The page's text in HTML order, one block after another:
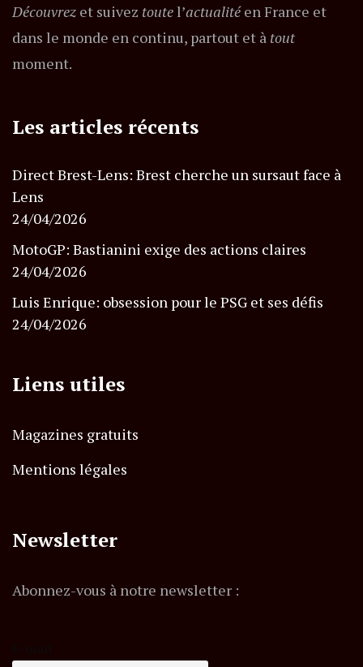
Découvrez et suivez toutel’actualitéen France et
dans le monde en continu, partout et à tout
moment.
Les articles récents
Direct Brest-Lens: Brest cherche un sursaut face à
Lens
24/04/2026
MotoGP: Bastianini exige des actions claires
24/04/2026
Luis Enrique: obsession pour le PSG et ses défis
24/04/2026
Liens utiles
Magazines gratuits
Mentions légales
Newsletter
Abonnez-vous à notre newsletter :